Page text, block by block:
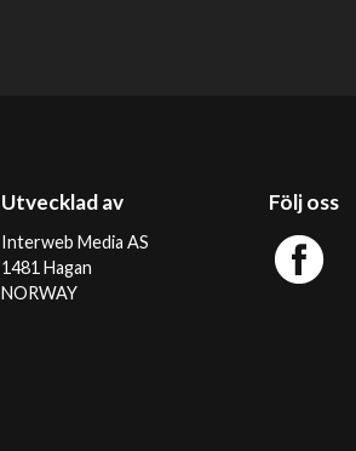
Utvecklad av
Interweb Media AS
1481 Hagan
NORWAY
Följ oss